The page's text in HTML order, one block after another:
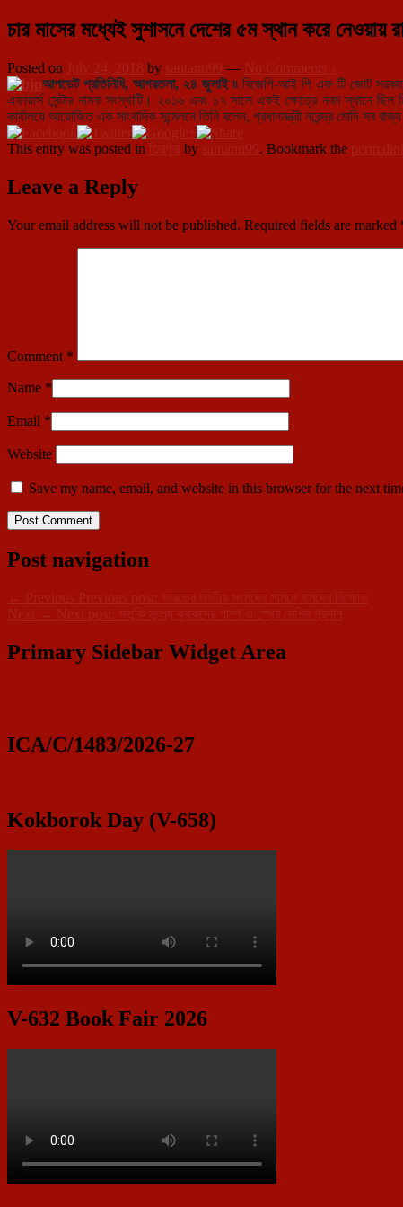
চার মাসের মধ্যেই সুশাসনে দেশের ৫ম স্থান করে নেওয়ায়
Posted on July 24, 2018 by santanu99 — No Comments ↓
আপডেট প্রতিনিধি, আগরতলা, ২৪ জুলাই ৷৷ বিজেপি-আই পি এফ টি জোট
এফায়ার্স সেন্টার নামক সংস্থাটি। ২০১৬ এবং ১৭ সালে একই ক্ষেত্রে নবম স্থানে
কার্যালয়ে আয়োজিত এক সাংবাদিক সন্মেলনে তিনি বলেন, প্রধানমন্ত্রী নরেন্দ্র মোদি সব
This entry was posted in ত্রিপুরা by santanu99. Bookmark the
Leave a Reply
Your email address will not be published. Required fields are marked
Comment *
Name *
Email *
Website
Save my name, email, and website in this browser for the next
Post navigation
← Previous Previous post:
ভারতের জাতীয় সংসদের সামনে বামদের বিক্ষোভ
Next → Next post: ভর্তুকি মূল্যে কৃষকদের পাম্প ও স্প্রে মেশিন প্রদান
Primary Sidebar Widget Area
ICA/C/1483/2026-27
Kokborok Day (V-658)
V-632 Book Fair 2026